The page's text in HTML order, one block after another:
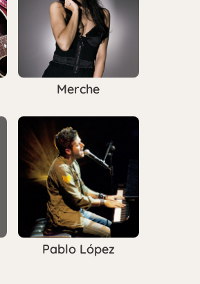
Merche
Pablo López